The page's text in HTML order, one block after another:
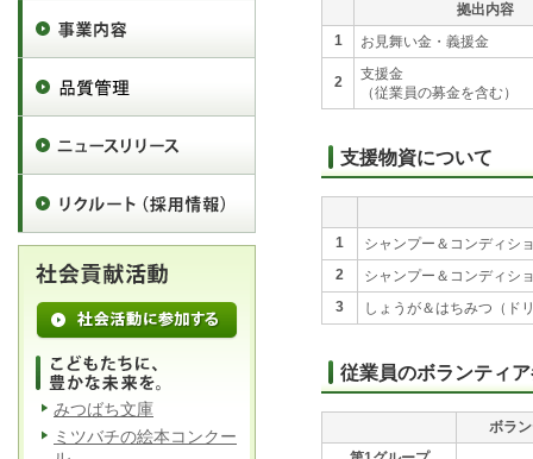
拠出内容
1
お見舞い金・義援金
2
支援金
（従業員の募金を含む）
支援物資について
1
シャンプー＆コンディシ
2
シャンプー＆コンディシ
3
しょうが＆はちみつ（ド
従業員のボランティ
ボラ
みつばち文庫
ミツバチの絵本コンクー